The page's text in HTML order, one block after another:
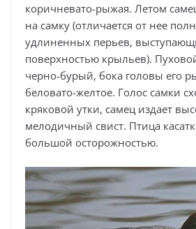
коричневато-рыжая. Летом
на самку (отличается от нее
удлиненных перьев,
поверхностью крыльев).
черно-бурый, бока головы его
беловато-желтое. Голос самки
кряковой утки, самец издает
мелодичный свист. Птица
большой осторожностью.